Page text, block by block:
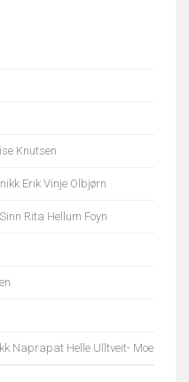
Knutsen
Erik Vinje Olbjørn
Rita Hellum Foyn
Naprapat Helle Ulltveit- Moe